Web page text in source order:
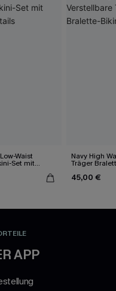
Waist
Set mit
Navy High
Träger
45,00 €
APP